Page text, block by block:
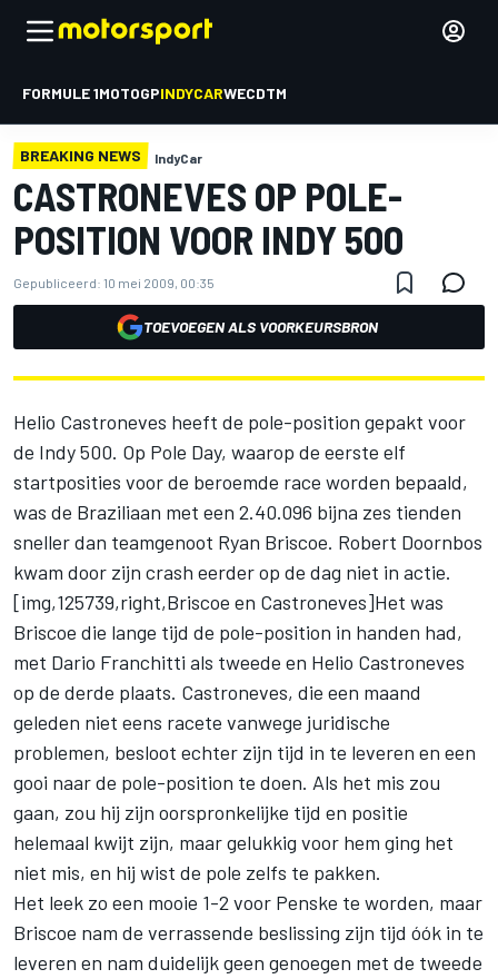
FORMULE 1MOTOGPINDYCARWECDTM
BREAKING NEWS IndyCar
CASTRONEVES OP POLE-
POSITION VOOR INDY 500
Gepubliceerd: 10 mei 2009, 00:35
TOEVOEGEN ALS VOORKEURSBRON
Helio Castroneves heeft de pole-position gepakt voor
de Indy 500. Op Pole Day, waarop de eerste elf
startposities voor de beroemde race worden bepaald,
was de Braziliaan met een 2.40.096 bijna zes tienden
sneller dan teamgenoot Ryan Briscoe. Robert Doornbos
kwam door zijn crash eerder op de dag niet in actie.
[img,125739,right,Briscoe en Castroneves]Het was
Briscoe die lange tijd de pole-position in handen had,
met Dario Franchitti als tweede en Helio Castroneves
op de derde plaats. Castroneves, die een maand
geleden niet eens racete vanwege juridische
problemen, besloot echter zijn tijd in te leveren en een
gooi naar de pole-position te doen. Als het mis zou
gaan, zou hij zijn oorspronkelijke tijd en positie
helemaal kwijt zijn, maar gelukkig voor hem ging het
niet mis, en hij wist de pole zelfs te pakken.
Het leek zo een mooie 1-2 voor Penske te worden, maar
Briscoe nam de verrassende beslissing zijn tijd óók in te
leveren en nam duidelijk geen genoegen met de tweede